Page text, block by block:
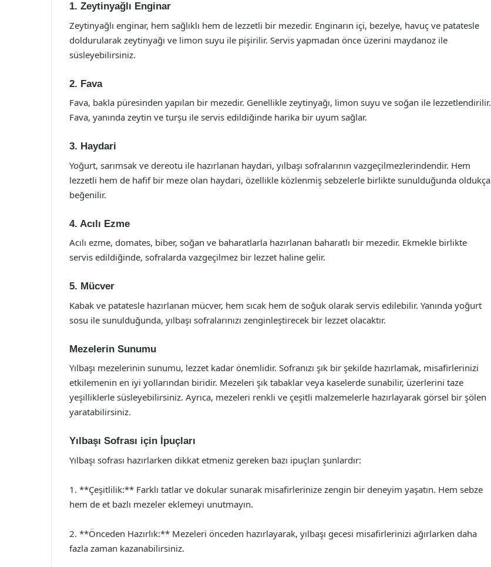
1. Zeytinyağlı Enginar
Zeytinyağlı enginar, hem sağlıklı hem de lezzetli bir mezedir. Enginarın içi, bezelye, havuç ve patatesle
doldurularak zeytinyağı ve limon suyu ile pişirilir. Servis yapmadan önce üzerini maydanoz ile
süsleyebilirsiniz.
2. Fava
Fava, bakla püresinden yapılan bir mezedir. Genellikle zeytinyağı, limon suyu ve soğan ile lezzetlendirilir.
Fava, yanında zeytin ve turşu ile servis edildiğinde harika bir uyum sağlar.
3. Haydari
Yoğurt, sarımsak ve dereotu ile hazırlanan haydari, yılbaşı sofralarının vazgeçilmezlerindendir. Hem
lezzetli hem de hafif bir meze olan haydari, özellikle közlenmiş sebzelerle birlikte sunulduğunda oldukça
beğenilir.
4. Acılı Ezme
Acılı ezme, domates, biber, soğan ve baharatlarla hazırlanan baharatlı bir mezedir. Ekmekle birlikte
servis edildiğinde, sofralarda vazgeçilmez bir lezzet haline gelir.
5. Mücver
Kabak ve patatesle hazırlanan mücver, hem sıcak hem de soğuk olarak servis edilebilir. Yanında yoğurt
sosu ile sunulduğunda, yılbaşı sofralarınızı zenginleştirecek bir lezzet olacaktır.
Mezelerin Sunumu
Yılbaşı mezelerinin sunumu, lezzet kadar önemlidir. Sofranızı şık bir şekilde hazırlamak, misafirlerinizi
etkilemenin en iyi yollarından biridir. Mezeleri şık tabaklar veya kaselerde sunabilir, üzerlerini taze
yeşilliklerle süsleyebilirsiniz. Ayrıca, mezeleri renkli ve çeşitli malzemelerle hazırlayarak görsel bir şölen
yaratabilirsiniz.
Yılbaşı Sofrası için İpuçları
Yılbaşı sofrası hazırlarken dikkat etmeniz gereken bazı ipuçları şunlardır:
1. **Çeşitlilik:** Farklı tatlar ve dokular sunarak misafirlerinize zengin bir deneyim yaşatın. Hem sebze
hem de et bazlı mezeler eklemeyi unutmayın.
2. **Önceden Hazırlık:** Mezeleri önceden hazırlayarak, yılbaşı gecesi misafirlerinizi ağırlarken daha
fazla zaman kazanabilirsiniz.